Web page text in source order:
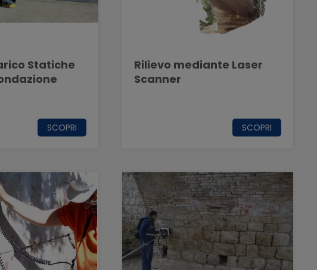
Statiche
SCOPRI
Rilievo mediante Laser
Scanner
SCOPRI